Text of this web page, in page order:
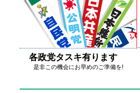
各政党タスキ有ります
是非この機会にお早めのご準備を!